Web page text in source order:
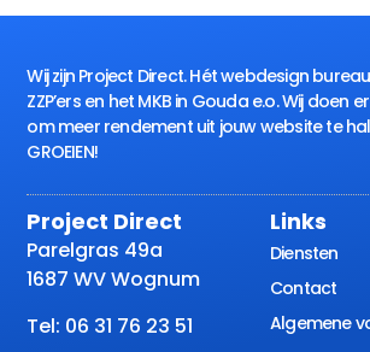
Wij zijn Project Direct. Hét webdesign
ZZP’ers en het MKB in Gouda e.o. Wij doen
om meer rendement uit jouw website te
GROEIEN!
Project Direct
Parelgras 49a
1687 WV Wognum
Tel: 06 31 76 23 51
Links
Diensten
Contact
Algemene